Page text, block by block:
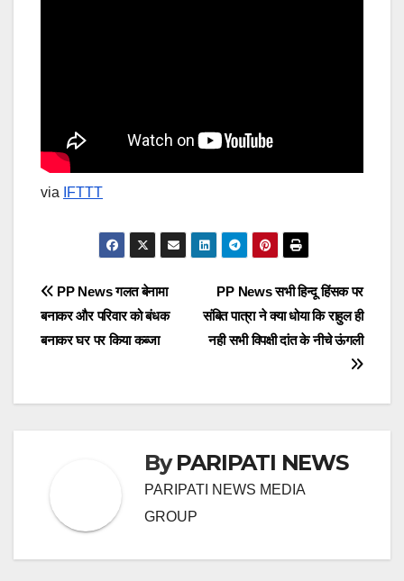
via IFTTT
Post
navigation
PP News सभी हिन्दू हिंसक पर
संबित पात्रा ने क्या धोया कि राहुल ही
नही सभी विपक्षी दांत के नीचे ऊंगली
PP News गलत बेनामा
बनाकर और परिवार को बंधक
बनाकर घर पर किया कब्जा
ByPARIPATI NEWS
PARIPATI NEWS MEDIA
GROUP